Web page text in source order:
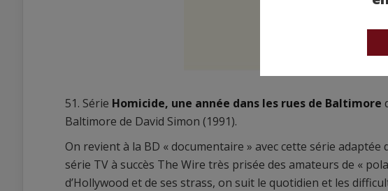
51. Série Homicide, une année dans les rues de Baltimore
Baltimore de David Simon (1991).
On revient à la BD « documentaire » avec cette série adaptée
série TV à succès The Wire très prisée des amateurs de «
d’Hollywood et de ses strass, on suit le quotidien et les